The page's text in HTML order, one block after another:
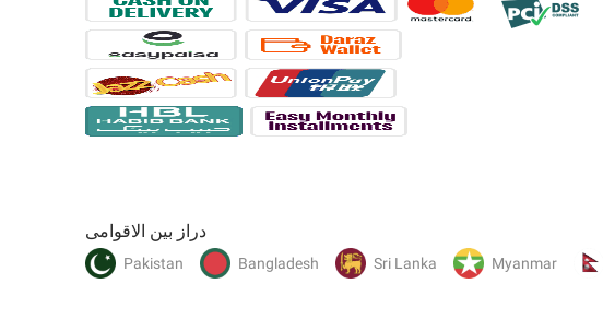
دراز بین الاقوامی
Pakistan Bangladesh Sri Lanka Myanmar